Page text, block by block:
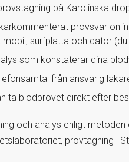
på Karolinska
provsvar
mobil, surfplatta och dator
som konstaterar dina
från ansvarig
ta blodprovet direkt efter
och analys enligt
provtagning i